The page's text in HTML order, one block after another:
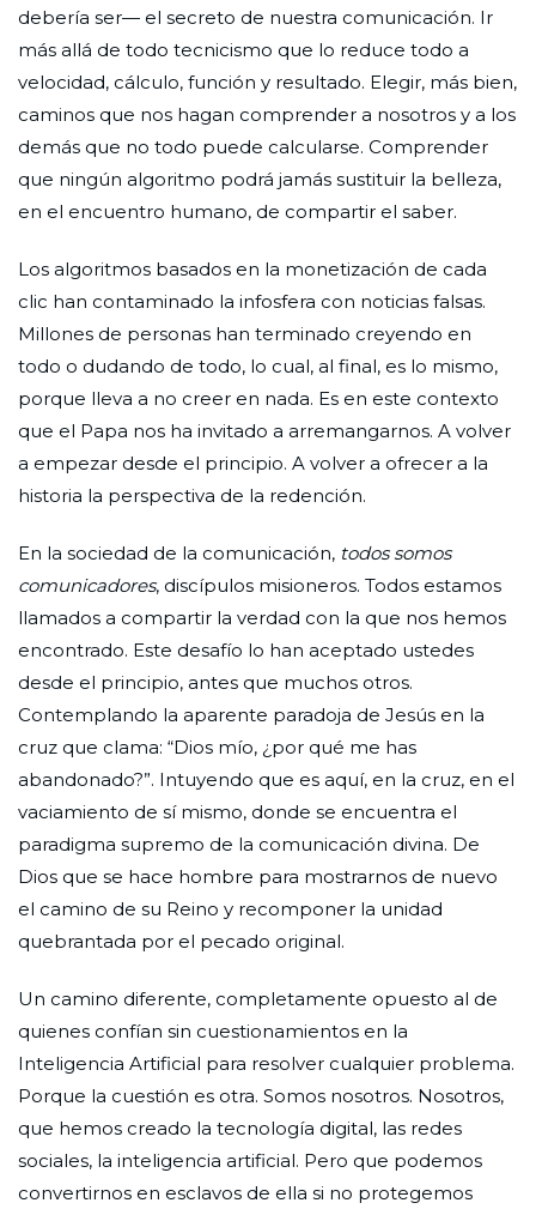
debería ser— el secreto de nuestra comunicación. Ir
más allá de todo tecnicismo que lo reduce todo a
velocidad, cálculo, función y resultado. Elegir, más bien,
caminos que nos hagan comprender a nosotros y a los
demás que no todo puede calcularse. Comprender
que ningún algoritmo podrá jamás sustituir la belleza,
en el encuentro humano, de compartir el saber.
Los algoritmos basados en la monetización de cada
clic han contaminado la infosfera con noticias falsas.
Millones de personas han terminado creyendo en
todo o dudando de todo, lo cual, al final, es lo mismo,
porque lleva a no creer en nada. Es en este contexto
que el Papa nos ha invitado a arremangarnos. A volver
a empezar desde el principio. A volver a ofrecer a la
historia la perspectiva de la redención.
En la sociedad de la comunicación, todos somos
comunicadores, discípulos misioneros. Todos estamos
llamados a compartir la verdad con la que nos hemos
encontrado. Este desafío lo han aceptado ustedes
desde el principio, antes que muchos otros.
Contemplando la aparente paradoja de Jesús en la
cruz que clama: “Dios mío, ¿por qué me has
abandonado?”. Intuyendo que es aquí, en la cruz, en el
vaciamiento de sí mismo, donde se encuentra el
paradigma supremo de la comunicación divina. De
Dios que se hace hombre para mostrarnos de nuevo
el camino de su Reino y recomponer la unidad
quebrantada por el pecado original.
Un camino diferente, completamente opuesto al de
quienes confían sin cuestionamientos en la
Inteligencia Artificial para resolver cualquier problema.
Porque la cuestión es otra. Somos nosotros. Nosotros,
que hemos creado la tecnología digital, las redes
sociales, la inteligencia artificial. Pero que podemos
convertirnos en esclavos de ella si no protegemos